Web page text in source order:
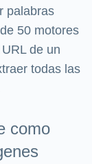
palabras
50 motores
de un
todas las
como